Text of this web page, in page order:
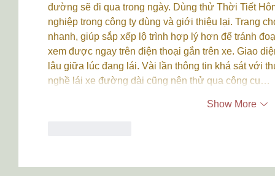
đường sẽ đi qua trong ngày. Dùng thử Thời Tiết
nghiệp trong công ty dùng và giới thiệu lại. Trang
nhanh, giúp sắp xếp lộ trình hợp lý hơn để tránh
xem được ngay trên điện thoại gắn trên xe. Giao
lâu giữa lúc đang lái. Vài lần thông tin khá sát với
nghề lái xe đường dài cũng nên thử qua công cụ…
Show More